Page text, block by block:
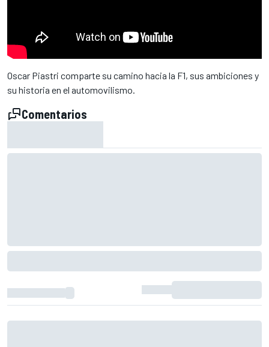
Oscar Piastri comparte su camino hacia la F1, sus ambiciones y
su historia en el automovilismo.
Comentarios